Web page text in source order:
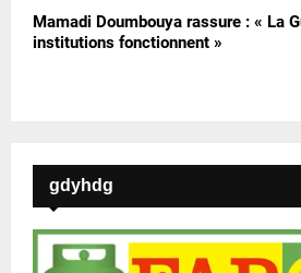
Mamadi Doumbouya rassure : « La
institutions fonctionnent »
gdyhdg